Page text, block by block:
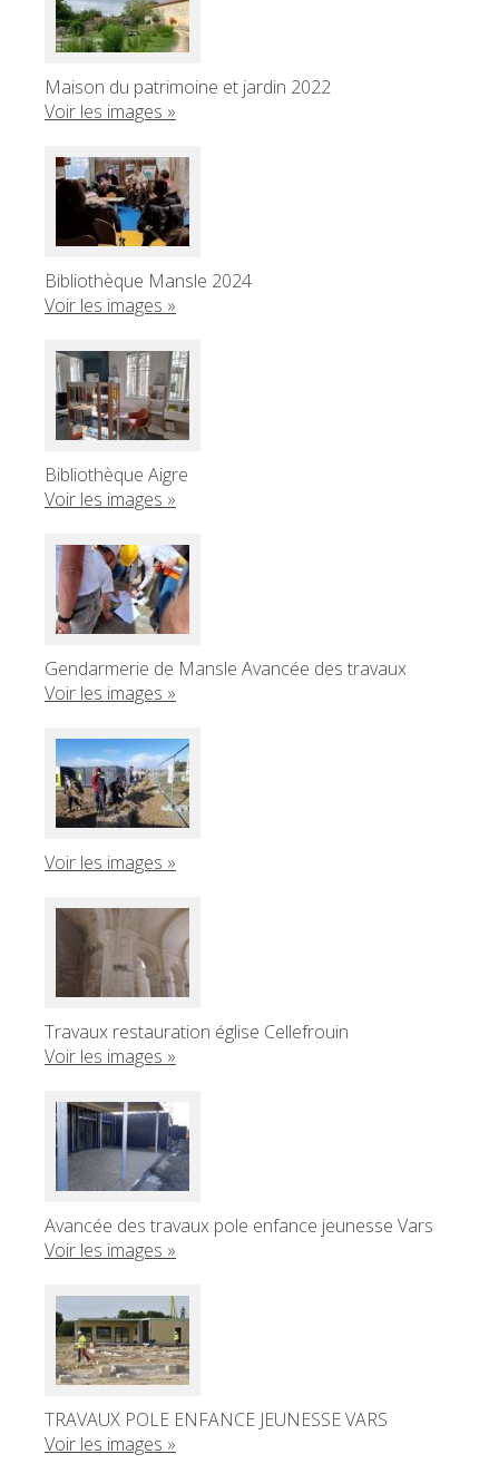
Maison du patrimoine et jardin 2022
Voir les images »
Bibliothèque Mansle 2024
Voir les images »
Bibliothèque Aigre
Voir les images »
Gendarmerie de Mansle Avancée des travaux
Voir les images »
Voir les images »
Travaux restauration église Cellefrouin
Voir les images »
Avancée des travaux pole enfance jeunesse Vars
Voir les images »
TRAVAUX POLE ENFANCE JEUNESSE VARS
Voir les images »